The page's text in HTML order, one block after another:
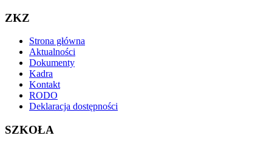
ZKZ
Strona główna
Aktualności
Dokumenty
Kadra
Kontakt
RODO
Deklaracja dostępności
SZKOŁA